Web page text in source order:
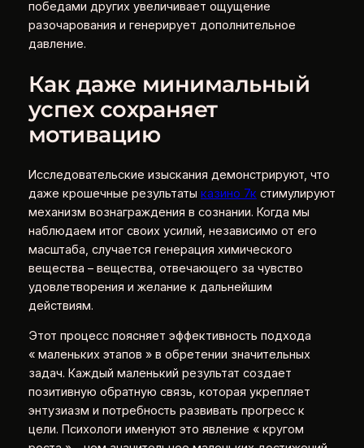
победами других увеличивает ощущение
разочарования и генерирует дополнительное
давление.
Как даже минимальный
успех сохраняет
мотивацию
Исследовательские изыскания демонстрируют, что
даже крошечные результаты казино 7к стимулируют
механизм вознаграждения в сознании. Когда мы
наблюдаем итог своих усилий, независимо от его
масштаба, случается генерация химического
вещества – вещества, отвечающего за чувство
удовлетворения и желание к дальнейшим
действиям.
Этот процесс поясняет эффективность подхода
« маленьких этапов » в обретении значительных
задач. Каждый маленький результат создает
позитивную обратную связь, которая укрепляет
энтузиазм и потребность развивать прогресс к
цели. Психологи именуют это явление « кругом